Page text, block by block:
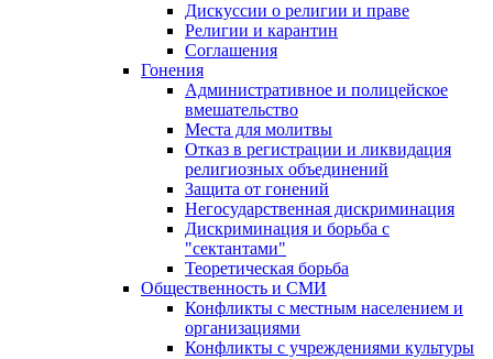
Дискуссии о религии и праве
Религии и карантин
Соглашения
Гонения
Административное и полицейское
вмешательство
Места для молитвы
Отказ в регистрации и ликвидация
религиозных объединений
Защита от гонений
Негосударственная дискриминация
Дискриминация и борьба с
"сектантами"
Теоретическая борьба
Общественность и СМИ
Конфликты с местным населением и
организациями
Конфликты с учреждениями культуры